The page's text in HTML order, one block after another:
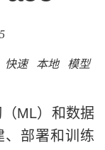
快速 本地
模型
ML）和数据
、部署和训练